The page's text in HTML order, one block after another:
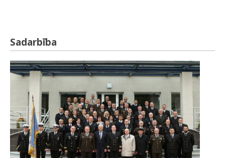
Sadarbība